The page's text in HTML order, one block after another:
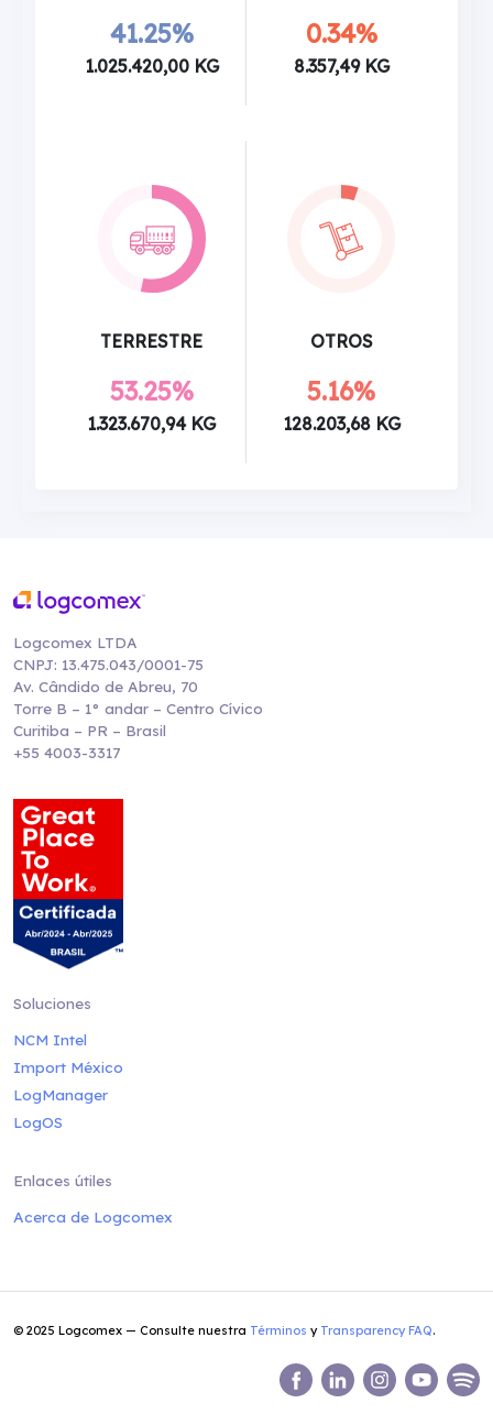
41.25%
1.025.420,00 KG
0.34%
8.357,49 KG
TERRESTRE
53.25%
1.323.670,94 KG
OTROS
5.16%
128.203,68 KG
Logcomex LTDA
CNPJ: 13.475.043/0001-75
Av. Cândido de Abreu, 70
Torre B – 1° andar – Centro Cívico
Curitiba – PR – Brasil
+55 4003-3317
Soluciones
NCM Intel
Import México
LogManager
LogOS
Enlaces útiles
Acerca de Logcomex
© 2025 Logcomex — Consulte nuestra Términos y Transparency FAQ.